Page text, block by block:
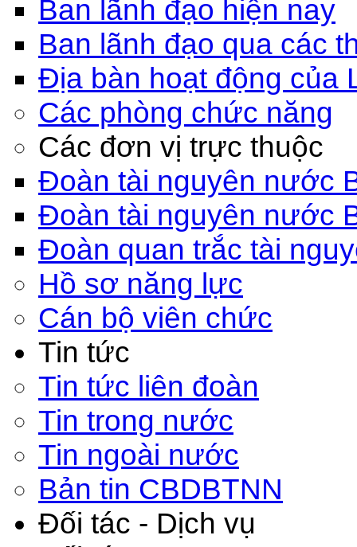
Ban lãnh đạo hiện nay
Ban lãnh đạo qua các
Địa bàn hoạt động của
Các phòng chức năng
Các đơn vị trực thuộc
Đoàn tài nguyên nước
Đoàn tài nguyên nước
Đoàn quan trắc tài
Hồ sơ năng lực
Cán bộ viên chức
Tin tức
Tin tức liên đoàn
Tin trong nước
Tin ngoài nước
Bản tin CBDBTNN
Đối tác - Dịch vụ